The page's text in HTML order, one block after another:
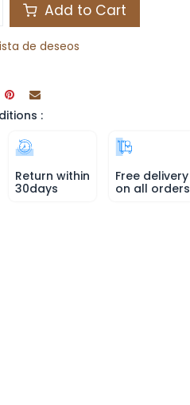
Add to Cart
de deseos
:
Return within
30days
Free delivery
on all orders